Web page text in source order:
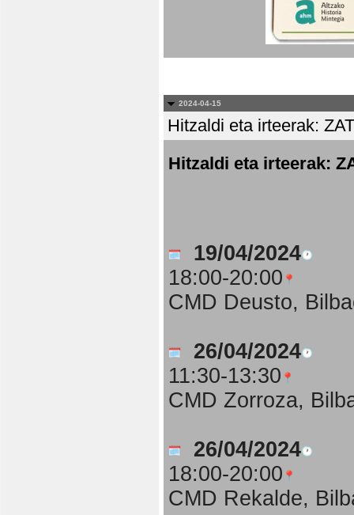
2024-04-15
Hitzaldi eta irteerak:
Hitzaldi eta irteerak:
19/04/2024
18:00-20:00
CMD Deusto,
26/04/2024
11:30-13:30
CMD Zorroza,
26/04/2024
18:00-20:00
CMD Rekalde,